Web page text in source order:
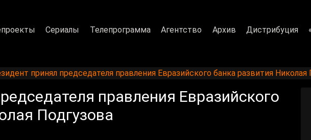
Сериалы Телепрограмма Агентство Архив Дистрибуция
принял председателя правления Евразийского банка развития Николая
правления Евразийского
Подгузова